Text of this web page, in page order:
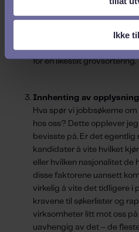
Ikke
jobbsøkerne både
kandidater slipper
med tester på
for en likestilt grovsortering.
Innhenting av
Hva spør vi jobbsøkerne
hos oss? Dette opplever
bevisste på. Er det
kandidater å vite hvilket
eller hvilken nasjonalitet de
disse faktorene uansett
virkelig å vite det tidligere i
kravene til søkerlister og
virksomheter litt mot oss
uavhengig av det – de